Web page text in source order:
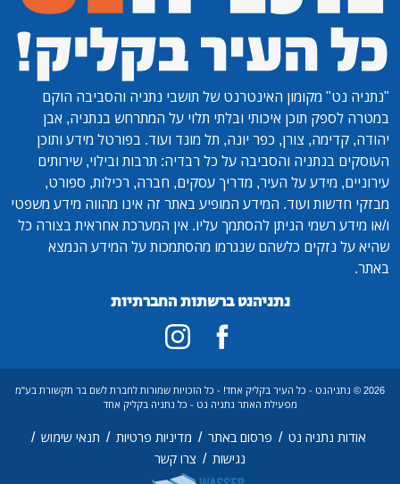
"נתניה נט" מקומון האינטרנט של תושבי נתניה והסביבה הוקם
במטרה לספק תוכן איכותי ובלתי תלוי על המתרחש בנתניה, אבן
יהודה, קדימה, צורן, כפר יונה, תל מונד ועוד. בפורטל מידע ותוכן
העוסקים בנתניה והסביבה על כל רבדיה: תרבות ובילוי, שירותים
עירוניים, מידע על העיר, מדריך עסקים, חברה, רכילות, ספורט,
מבזקי חדשות ועוד. המידע המופיע באתר זה אינו מהווה מידע משפטי
ו/או מידע רשמי הניתן להסתמך עליו. אין המערכת אחראית בצורה כל
שהיא על נזקים כלשהם שנגרמו מהסתמכות על המידע הנמצא
באתר.
נתניהנט ברשתות החברתיות
2026 © נתניהנט - כל העיר בקליק אחד! - כל הזכויות שמורות לחברת לשם בר תקשורת בע"מ
מפעילת האתר נתניה נט - כל נתניה בקליק אחד
אודות נתניה נט / פרסום באתר / מדיניות פרטיות / תנאי שימוש /
נגישות / צרו קשר